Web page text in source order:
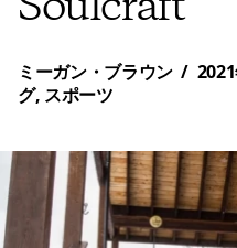
ミーガン・ブラウン /
グ, スポーツ